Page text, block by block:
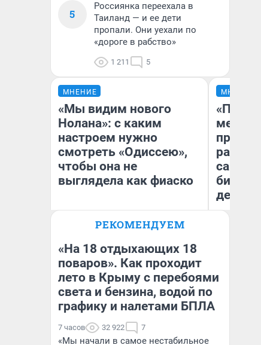
5
Россиянка переехала в
Таиланд — и ее дети
пропали. Они уехали по
«дороге в рабство»
1 211 5
МНЕНИЕ
«Мы видим нового
Нолана»: с каким
настроем нужно
смотреть «Одиссею»,
чтобы она не
выглядела как фиаско
Надежда Губарь
МНЕНИЕ
самом
РЕКОМЕНДУЕМ
«На 18 отдыхающих 18
поваров». Как проходит
лето в Крыму с перебоями
света и бензина, водой по
графику и налетами БПЛА
7 часов 32 922 7
«Мы начали в самое нестабильное